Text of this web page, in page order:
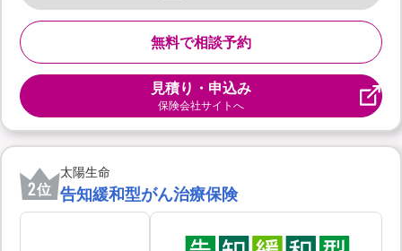
無料で相談予約
見積り・申込み
保険会社サイトへ
2位
太陽生命
告知緩和型がん治療保険